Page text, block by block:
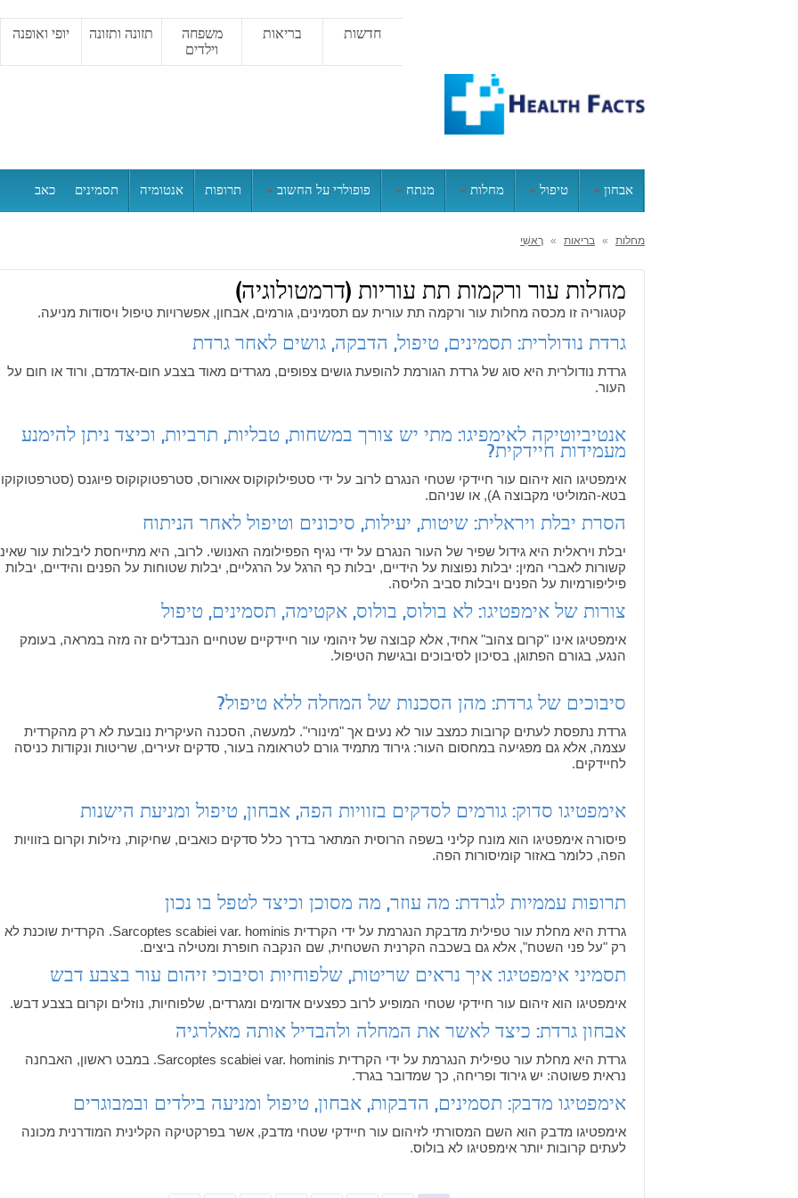
חדשות בריאות
משפחה
וילדים
תזונה ותזונה יופי ואופנה
אבחון טיפול מחלות מנתח פופולרי על החשוב תרופות אנטומיה תסמינים כאב
רָאשִׁי » בריאות » מחלות
מחלות עור ורקמות תת עוריות (דרמטולוגיה)
קטגוריה זו מכסה מחלות עור ורקמה תת עורית עם תסמינים, גורמים, אבחון, אפשרויות טיפול ויסודות מניעה.
גרדת נודולרית: תסמינים, טיפול, הדבקה, גושים לאחר גרדת
גרדת נודולרית היא סוג של גרדת הגורמת להופעת גושים צפופים, מגרדים מאוד בצבע חום-אדמדם, ורוד או חום על
העור.
אנטיביוטיקה לאימפיגו: מתי יש צורך במשחות, טבליות, תרביות, וכיצד ניתן להימנע
מעמידות חיידקית?
אימפטיגו הוא זיהום עור חיידקי שטחי הנגרם לרוב על ידי סטפילוקוקוס אאורוס, סטרפטוקוקוס פיוגנס
בטא-המוליטי מקבוצה A), או שניהם.
הסרת יבלת ויראלית: שיטות, יעילות, סיכונים וטיפול לאחר הניתוח
יבלת ויראלית היא גידול שפיר של העור הנגרם על ידי נגיף הפפילומה האנושי. לרוב, היא מתייחסת ליבלות עור
קשורות לאברי המין: יבלות נפוצות על הידיים, יבלות כף הרגל על הרגליים, יבלות שטוחות על הפנים והידיים, יבלות
פיליפורמיות על הפנים ויבלות סביב הליסה.
צורות של אימפטיגו: לא בולוס, בולוס, אקטימה, תסמינים, טיפול
אימפטיגו אינו "קרום צהוב" אחיד, אלא קבוצה של זיהומי עור חיידקיים שטחיים הנבדלים זה מזה במראה, בעומק
הנגע, בגורם הפתוגן, בסיכון לסיבוכים ובגישת הטיפול.
סיבוכים של גרדת: מהן הסכנות של המחלה ללא טיפול?
גרדת נתפסת לעתים קרובות כמצב עור לא נעים אך "מינורי". למעשה, הסכנה העיקרית נובעת לא רק מהקרדית
עצמה, אלא גם מפגיעה במחסום העור: גירוד מתמיד גורם לטראומה בעור, סדקים זעירים, שריטות ונקודות כניסה
לחיידקים.
אימפטיגו סדוק: גורמים לסדקים בזוויות הפה, אבחון, טיפול ומניעת הישנות
פיסורה אימפטיגו הוא מונח קליני בשפה הרוסית המתאר בדרך כלל סדקים כואבים, שחיקות, נזילות וקרום בזוויות
הפה, כלומר באזור קומיסורות הפה.
תרופות עממיות לגרדת: מה עוזר, מה מסוכן וכיצד לטפל בו נכון
גרדת היא מחלת עור טפילית מדבקת הנגרמת על ידי הקרדית Sarcoptes scabiei var. hominis. הקרדית שוכנת לא
רק "על פני השטח", אלא גם בשכבה הקרנית השטחית, שם הנקבה חופרת ומטילה ביצים.
תסמיני אימפטיגו: איך נראים שריטות, שלפוחיות וסיבוכי זיהום עור בצבע דבש
אימפטיגו הוא זיהום עור חיידקי שטחי המופיע לרוב כפצעים אדומים ומגרדים, שלפוחיות, נוזלים וקרום בצבע דבש.
אבחון גרדת: כיצד לאשר את המחלה ולהבדיל אותה מאלרגיה
גרדת היא מחלת עור טפילית הנגרמת על ידי הקרדית Sarcoptes scabiei var. hominis. במבט ראשון, האבחנה
נראית פשוטה: יש גירוד ופריחה, כך שמדובר בגרד.
אימפטיגו מדבק: תסמינים, הדבקות, אבחון, טיפול ומניעה בילדים ובמבוגרים
אימפטיגו מדבק הוא השם המסורתי לזיהום עור חיידקי שטחי מדבק, אשר בפרקטיקה הקלינית המודרנית מכונה
לעתים קרובות יותר אימפטיגו לא בולוס.